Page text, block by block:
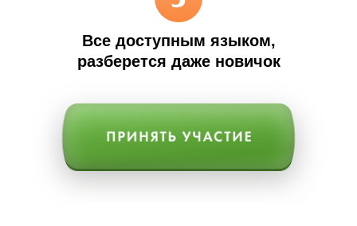
Все доступным языком,
разберется даже новичок